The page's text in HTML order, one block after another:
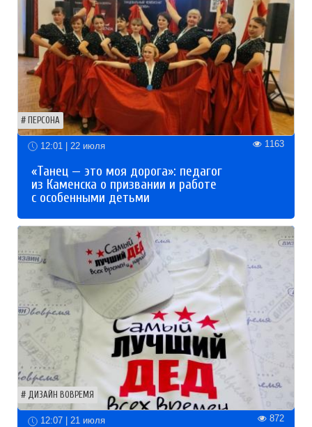
ПЕРСОНА
12:01 | 22 июля 1163
«Танец — это моя дорога»: педагог
из Каменска о призвании и работе
с особенными детьми
ДИЗАЙН ВОВРЕМЯ
12:07 | 21 июля 872